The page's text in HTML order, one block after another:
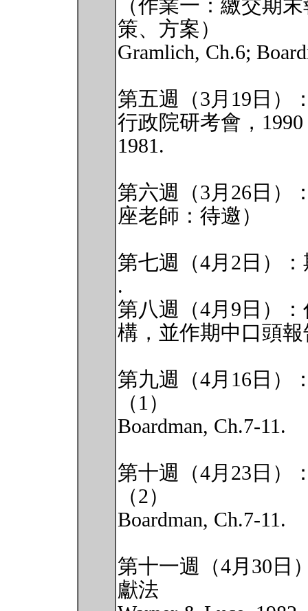
（作業一：繳交期
策、方案）
Gramlich, Ch.6;
第五週（3月19日）
行政院研考會，
1981.
第六週（3月26日）
座老師：待邀）
第七週（4月2日）
.
第八週（4月9日）
構，並作期中口頭
第九週（4月16日）
（1）
Boardman, Ch.7-11.
第十週（4月23日）
（2）
Boardman, Ch.7-11.
第十一週（4月30日
獻法